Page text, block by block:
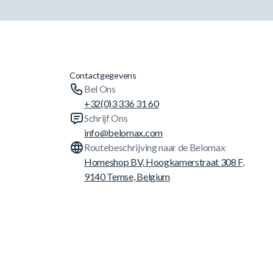
Contactgegevens
Bel Ons
+32(0)3 336 31 60
Schrijf Ons
info@belomax.com
Routebeschrijving naar de Belomax
Homeshop BV, Hoogkamerstraat 308 F,
9140 Temse, Belgium